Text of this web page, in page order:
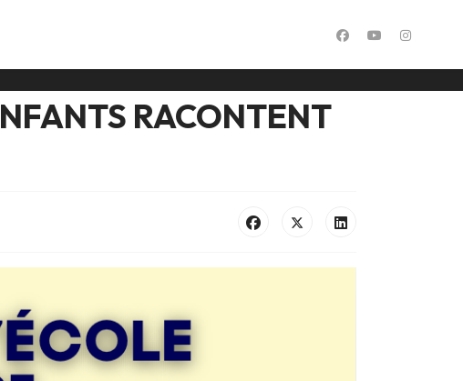
RACONTENT